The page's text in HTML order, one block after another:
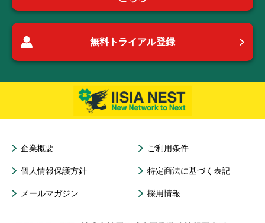
無料トライアル登録
企業概要 ご利用条件
個人情報保護方針 特定商法に基づく表記
メールマガジン 採用情報